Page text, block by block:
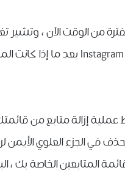
إزالة متابع من
في الجزء العلوي الأيمن
قائمة المتابعين الخاصة بك